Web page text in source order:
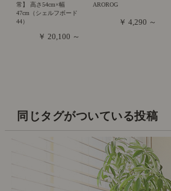
常】 高さ54cm×幅
47cm（シェルフボード
44）
￥ 20,100 ～
AROROG
￥ 4,290 ～
同じタグがついている投稿